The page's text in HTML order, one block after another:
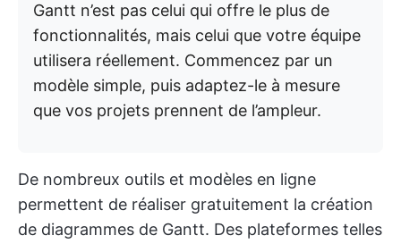
Gantt n’est pas celui qui offre le plus de
fonctionnalités, mais celui que votre équipe
utilisera réellement. Commencez par un
modèle simple, puis adaptez-le à mesure
que vos projets prennent de l’ampleur.
De nombreux outils et modèles en ligne
permettent de réaliser gratuitement la création
de diagrammes de Gantt. Des plateformes telles